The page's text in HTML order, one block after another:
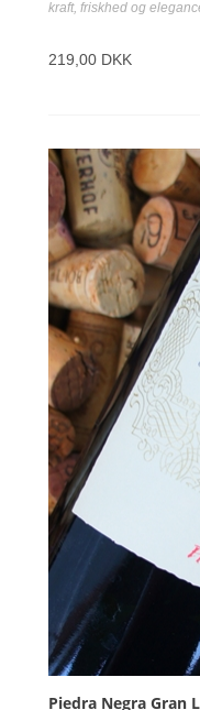
kraft, friskhed og
219,00 DKK
Piedra Negra Gran